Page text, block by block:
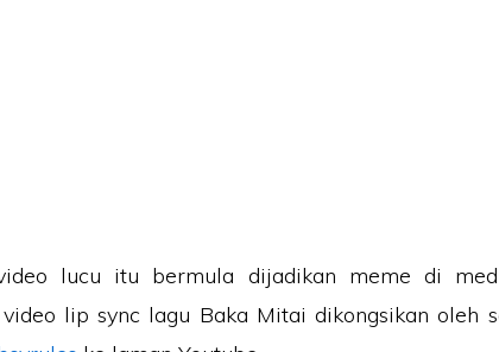
lucu itu bermula dijadikan meme di
lip sync lagu Baka Mitai dikongsikan oleh